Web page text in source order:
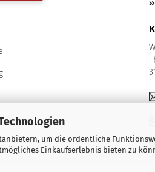
um die ordentliche
Einkaufserlebnis bieten zu